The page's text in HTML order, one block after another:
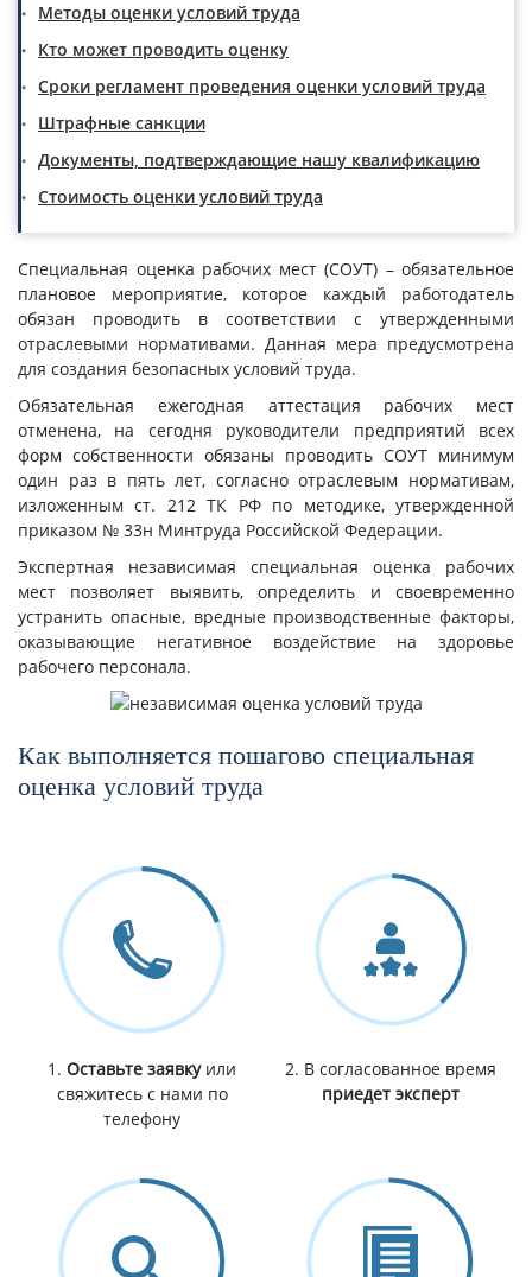
Методы оценки условий труда
Кто может проводить оценку
Сроки регламент проведения оценки условий труда
Штрафные санкции
Документы, подтверждающие нашу квалификацию
Стоимость оценки условий труда
Специальная оценка рабочих мест (СОУТ) – обязательное
плановое мероприятие, которое каждый работодатель
обязан проводить в соответствии с утвержденными
отраслевыми нормативами. Данная мера предусмотрена
для создания безопасных условий труда.
Обязательная ежегодная аттестация рабочих мест
отменена, на сегодня руководители предприятий всех
форм собственности обязаны проводить СОУТ минимум
один раз в пять лет, согласно отраслевым нормативам,
изложенным ст. 212 ТК РФ по методике, утвержденной
приказом № 33н Минтруда Российской Федерации.
Экспертная независимая специальная оценка рабочих
мест позволяет выявить, определить и своевременно
устранить опасные, вредные производственные факторы,
оказывающие негативное воздействие на здоровье
рабочего персонала.
Как выполняется пошагово специальная
оценка условий труда
1. Оставьте заявкуили
свяжитесь с нами по
телефону
2. В согласованное время
приедет эксперт